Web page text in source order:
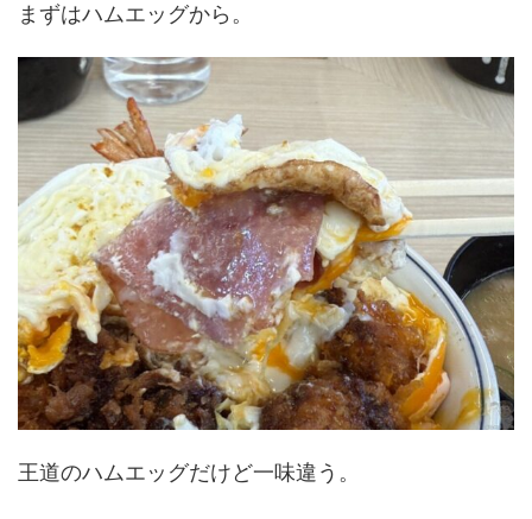
まずはハムエッグから。
王道のハムエッグだけど一味違う。